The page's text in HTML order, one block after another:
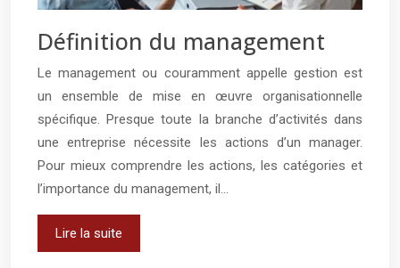
Définition du management
Le management ou couramment appelle gestion est
un ensemble de mise en œuvre organisationnelle
spécifique. Presque toute la branche d’activités dans
une entreprise nécessite les actions d’un manager.
Pour mieux comprendre les actions, les catégories et
l’importance du management, il…
Lire la suite